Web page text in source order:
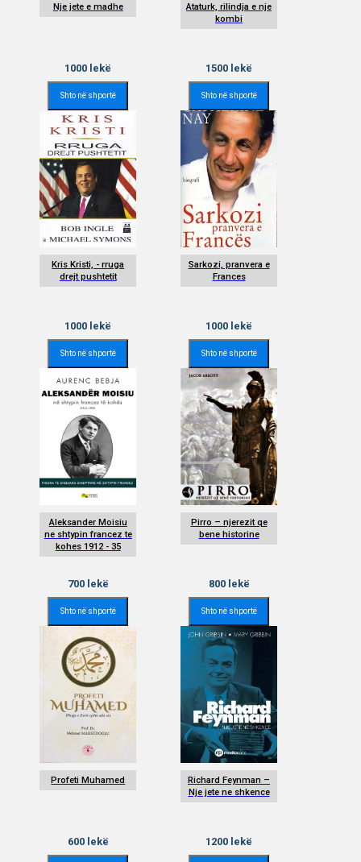
Nje jete e madhe
1000 lekë
Shto në shportë
Ataturk, rilindja e nje
kombi
1500 lekë
Shto në shportë
Kris Kristi, - rruga
drejt pushtetit
1000 lekë
Shto në shportë
Sarkozi, pranvera e
Frances
1000 lekë
Shto në shportë
Aleksander Moisiu
ne shtypin francez te
kohes 1912 - 35
700lekë
Shto në shportë
Pirro – njerezit qe
bene historine
800lekë
Shto në shportë
Profeti Muhamed
600lekë
Richard Feynman –
Nje jete ne shkence
1200 lekë